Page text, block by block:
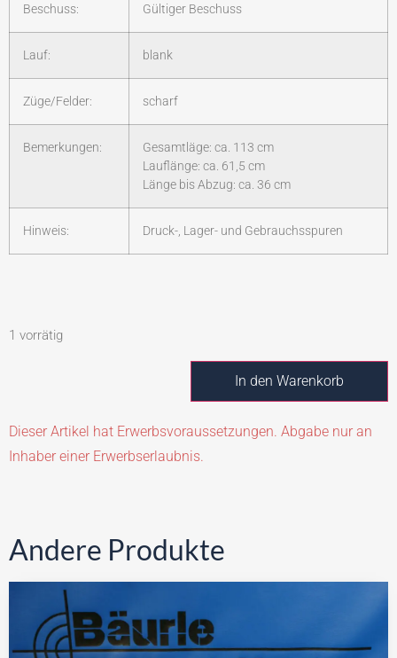
Beschuss: Gültiger Beschuss
Lauf: blank
Züge/Felder: scharf
Bemerkungen:
Gesamtläge: ca. 113 cm
Lauflänge: ca. 61,5 cm
Länge bis Abzug: ca. 36 cm
Hinweis: Druck-, Lager- und Gebrauchsspuren
1 vorrätig
In den Warenkorb
Dieser Artikel hat Erwerbsvoraussetzungen. Abgabe nur an
Inhaber einer Erwerbserlaubnis.
Andere Produkte